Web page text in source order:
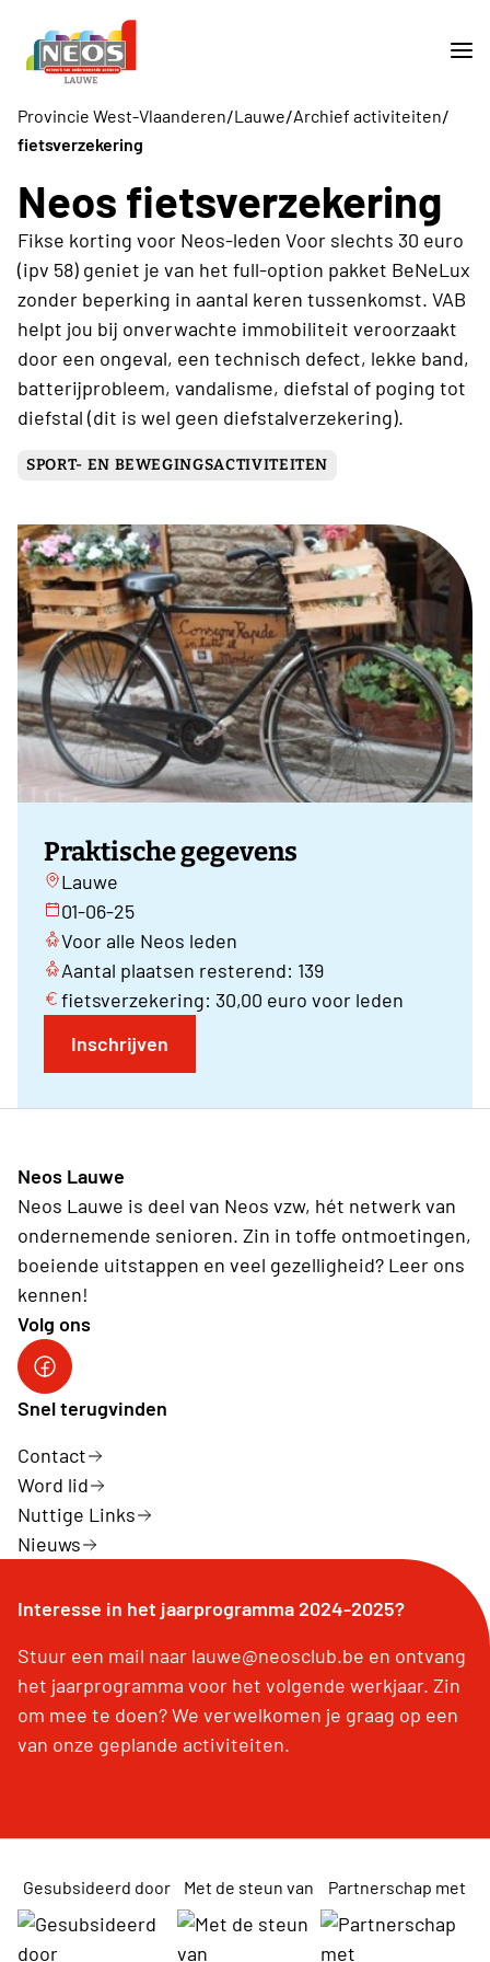
Provincie West-Vlaanderen/Lauwe/Archief activiteiten/
fietsverzekering
Neos fietsverzekering
Fikse korting voor Neos-leden Voor slechts 30 euro
(ipv 58) geniet je van het full-option pakket BeNeLux
zonder beperking in aantal keren tussenkomst. VAB
helpt jou bij onverwachte immobiliteit veroorzaakt
door een ongeval, een technisch defect, lekke band,
batterijprobleem, vandalisme, diefstal of poging tot
diefstal (dit is wel geen diefstalverzekering).
SPORT- EN BEWEGINGSACTIVITEITEN
Praktische gegevens
Lauwe
01-06-25
Voor alle Neos leden
Aantal plaatsen resterend: 139
fietsverzekering: 30,00 euro voor leden
Inschrijven
Neos Lauwe
Neos Lauwe is deel van Neos vzw, hét netwerk van
ondernemende senioren. Zin in toffe ontmoetingen,
boeiende uitstappen en veel gezelligheid? Leer ons
kennen!
Volg ons
Facebook Neos Lauwe
Snel terugvinden
Contact
Word lid
Nuttige Links
Nieuws
Interesse in het jaarprogramma 2024-2025?
Stuur een mail naar lauwe@neosclub.be en ontvang
het jaarprogramma voor het volgende werkjaar. Zin
om mee te doen? We verwelkomen je graag op een
van onze geplande activiteiten.
Gesubsideerd door Met de steun van Partnerschap met